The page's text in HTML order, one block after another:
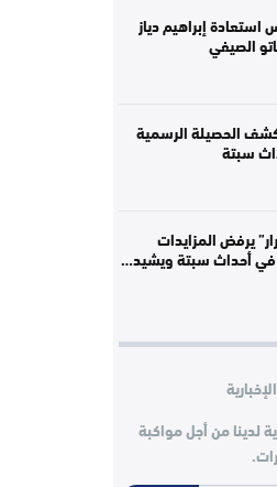
استعادة إبراهيم دياز
الصيفي
الحصيلة الرسمية
سبتة
يرفض المزايدات
في أحداث سبتة ويشيد…
لدينا من أجل مواكبة